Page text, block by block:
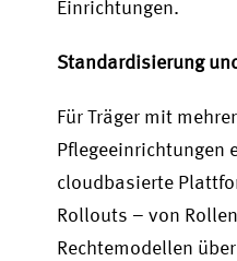
Einrichtungen.
Standardisierung
Für Träger mit
Pflegeeinrichtungen
cloudbasierte
Rollouts – von
Rechtemodellen